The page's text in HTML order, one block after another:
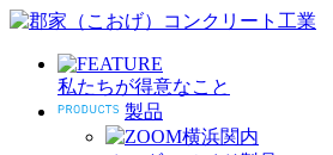
私たちが得意なこと
製品